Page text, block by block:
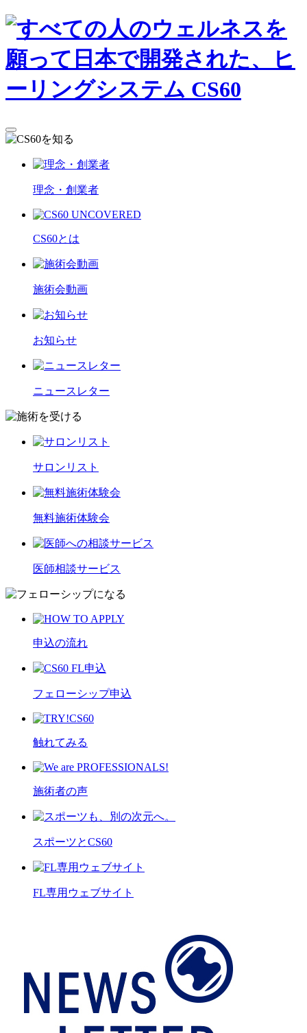
理念・創業者
CS60とは
施術会動画
お知らせ
ニュースレター
サロンリスト
無料施術体験会
医師相談サービス
申込の流れ
フェローシップ申込
触れてみる
施術者の声
スポーツとCS60
FL専用ウェブサイト